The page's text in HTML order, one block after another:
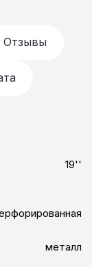
Отзывы
19''
металл